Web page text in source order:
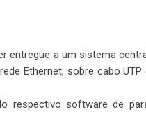
a um sistema
Ethernet, sobre cabo
respectivo software de